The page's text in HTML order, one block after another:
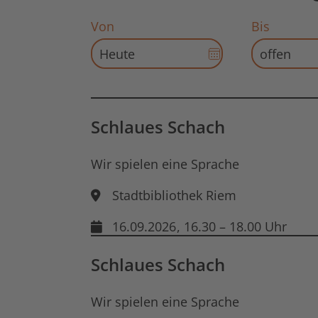
Von
Datums-
Auswahl
Startdatum
öffnen
Bis
Schlaues Schach
Wir spielen eine Sprache
Stadtbibliothek Riem
16.09.2026, 16.30 – 18.00 Uhr
Schlaues Schach
Wir spielen eine Sprache